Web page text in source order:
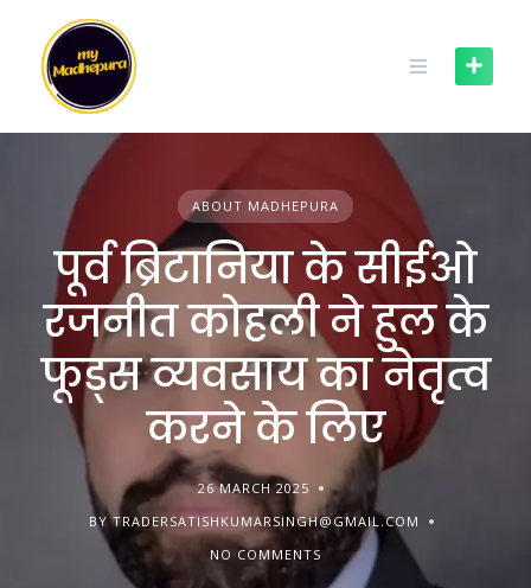
content
ABOUT MADHEPURA
पूर्व ब्रिटानिया के सीईओ
रजनीत कोहली ने हुल के
फूड्स व्यवसाय का नेतृत्व
करने के लिए
26 MARCH 2025
BY TRADERSATISHKUMARSINGH@GMAIL.COM
NO COMMENTS